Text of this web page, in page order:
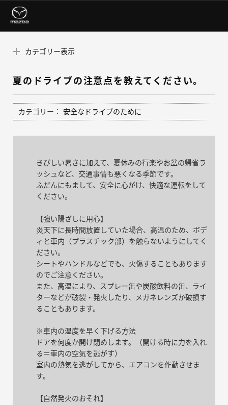
カテゴリー表示
夏のドライブの注意点を教えてください。
カテゴリー： 安全なドライブのために
きびしい暑さに加えて、夏休みの行楽やお盆の帰省ラ
ッシュなど、交通事情も悪くなる季節です。
ふだんにもまして、安全に心がけ、快適な運転をして
ください。
【強い陽ざしに用心】
炎天下に長時間放置していた場合、高温のため、ボデ
ィと車内（プラスチック部）を触らないようにしてく
ださい。
シートやハンドルなどでも、火傷することもあります
のでご注意ください。
また、高温により、スプレー缶や炭酸飲料の缶、ライ
ターなどが破裂・発火したり、メガネレンズか破損す
ることもあります。
※車内の温度を早く下げる方法
ドアを何度か開け閉めします。（開ける時に力を入れ
る＝車内の空気を逃がす）
室内の熱気を逃がしてから、エアコンを作動させま
す。
【自然発火のおそれ】